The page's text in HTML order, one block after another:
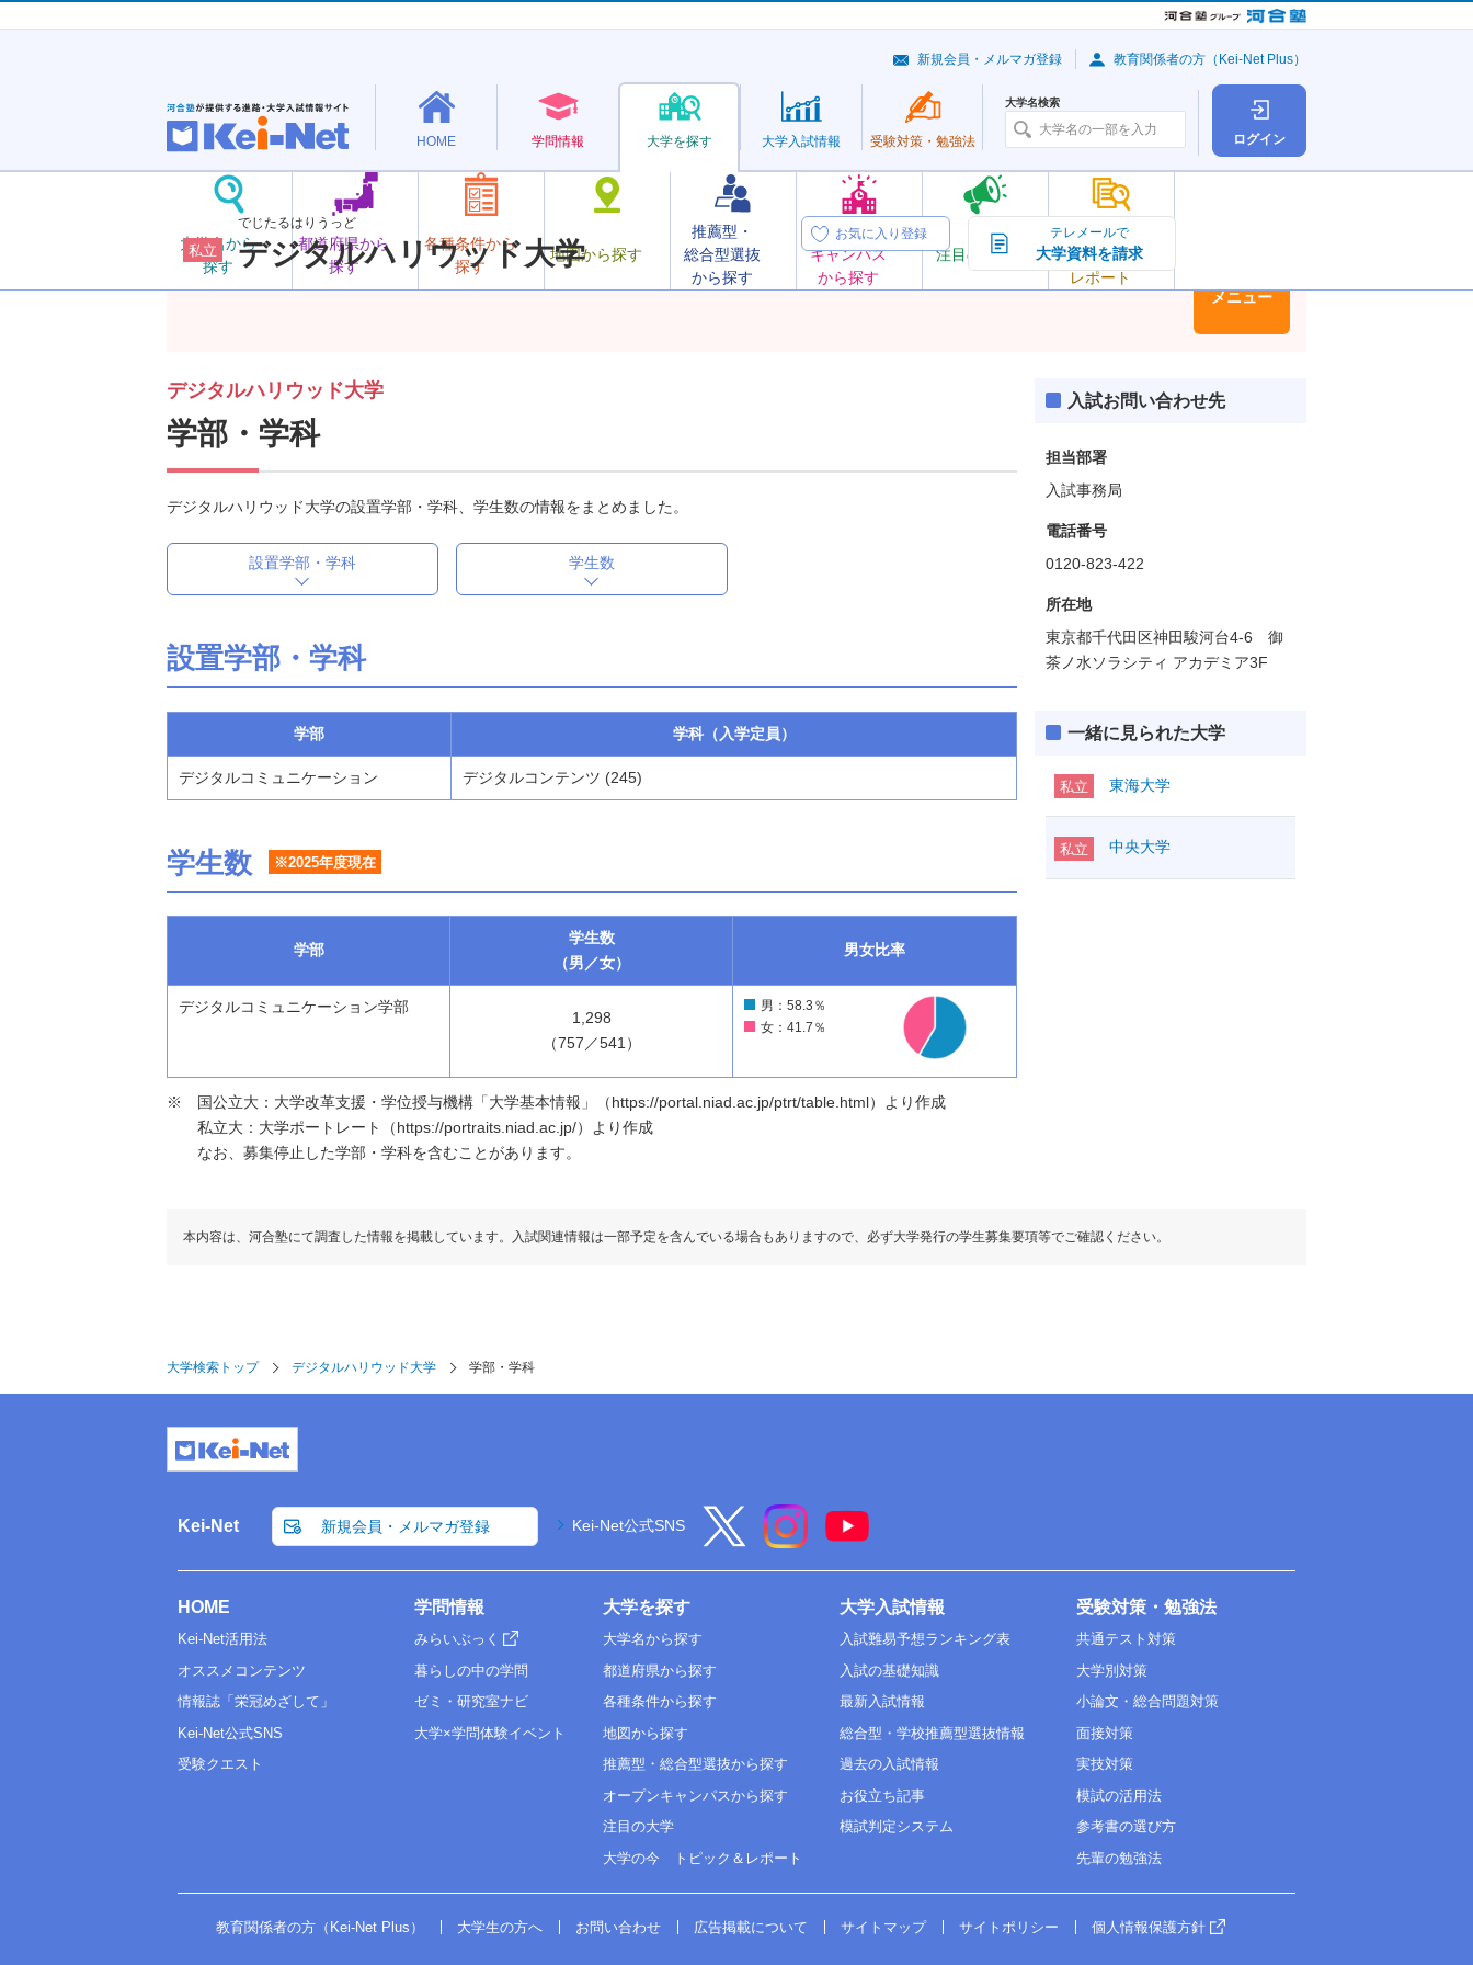
ログイン
HOME 学問情報 大学を探す
大学名から
探す
都道府県から
探す
各種条件から
探す
地図から探す
推薦型・
総合型選抜
から探す
オープン
キャンパス
から探す
注目の大学
大学の今
トピック＆
レポート
大学入試情報 受験対策・ 勉強法
大学名検索
新規会員・メルマガ登録 教育関係者の方（Kei-Net Plus）
私立
でじたるはりうっど
デジタルハリウッド大学
お気に入り登録 テレメールで
大学資料を請求
メニュー
デジタルハリウッド大学
学部・学科
デジタルハリウッド大学の設置学部・学科、学生数の情報をまとめました。
設置学部・学科 学生数
設置学部・学科
学部 学科（入学定員）
デジタルコミュニケーション デジタルコンテンツ (245)
学生数 ※2025年度現在
学部
学生数
（男／女）
男女比率
デジタルコミュニケーション学部
1,298
（757／541）
男：58.3％
女：41.7％
国公立大：大学改革支援・学位授与機構「大学基本情報」（https://portal.niad.ac.jp/ptrt/table.html）より作成
私立大：大学ポートレート（https://portraits.niad.ac.jp/）より作成
なお、募集停止した学部・学科を含むことがあります。
入試お問い合わせ先
担当部署
入試事務局
電話番号
0120-823-422
所在地
東京都千代田区神田駿河台4-6 御
茶ノ水ソラシティ アカデミア3F
一緒に見られた大学
私立 東海大学
私立 中央大学
本内容は、河合塾にて調査した情報を掲載しています。入試関連情報は一部予定を含んでいる場合もありますので、必ず大学発行の学生募集要項等でご確認ください。
大学検索トップ デジタルハリウッド大学 学部・学科
Kei-Net 新規会員・メルマガ登録 Kei-Net公式SNS
HOME
Kei-Net活用法
オススメコンテンツ
情報誌「栄冠めざして」
Kei-Net公式SNS
受験クエスト
学問情報
みらいぶっく
暮らしの中の学問
ゼミ・研究室ナビ
大学×学問体験イベント
大学を探す
大学名から探す
都道府県から探す
各種条件から探す
地図から探す
推薦型・総合型選抜から探す
オープンキャンパスから探す
注目の大学
大学の今 トピック＆レポート
大学入試情報
入試難易予想ランキング表
入試の基礎知識
最新入試情報
総合型・学校推薦型選抜情報
過去の入試情報
お役立ち記事
模試判定システム
受験対策・勉強法
共通テスト対策
大学別対策
小論文・総合問題対策
面接対策
実技対策
模試の活用法
参考書の選び方
先輩の勉強法
教育関係者の方（Kei-Net Plus） 大学生の方へ お問い合わせ 広告掲載について サイトマップ サイトポリシー 個人情報保護方針